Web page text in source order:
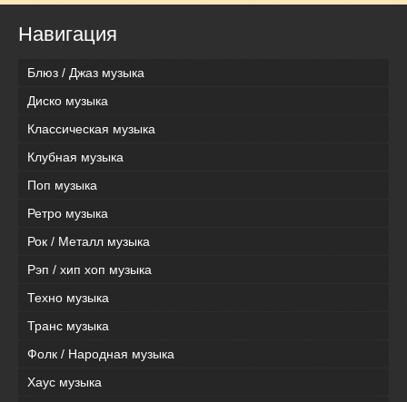
Навигация
Блюз / Джаз музыка
Диско музыка
Классическая музыка
Клубная музыка
Поп музыка
Ретро музыка
Рок / Металл музыка
Рэп / хип хоп музыка
Техно музыка
Транс музыка
Фолк / Народная музыка
Хаус музыка